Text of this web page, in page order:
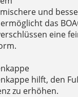
und
das
eine
hilft, den
zu erhöhen.